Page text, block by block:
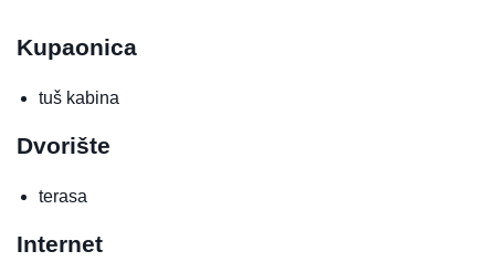
Kupaonica
tuš kabina
Dvorište
terasa
Internet